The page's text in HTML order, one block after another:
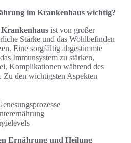
im Krankenhaus wichtig?
ist von großer
Stärke und das Wohlbefinden
Eine sorgfältig abgestimmte
Immunsystem zu stärken,
Komplikationen während des
Zu den wichtigsten Aspekten
Ernährung und Heilung